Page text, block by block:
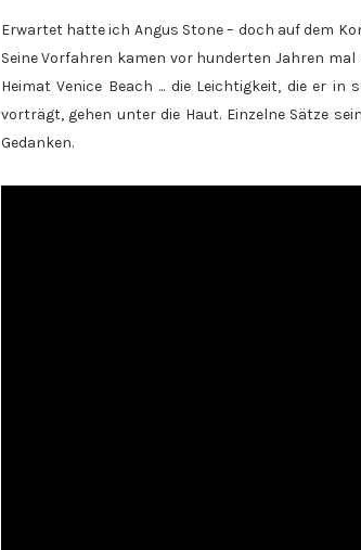
Erwartet hatte ich Angus Stone – doch auf dem
Seine Vorfahren kamen vor hunderten Jahren
Heimat Venice Beach ... die Leichtigkeit, die er
vorträgt, gehen unter die Haut. Einzelne Sätze
Gedanken.